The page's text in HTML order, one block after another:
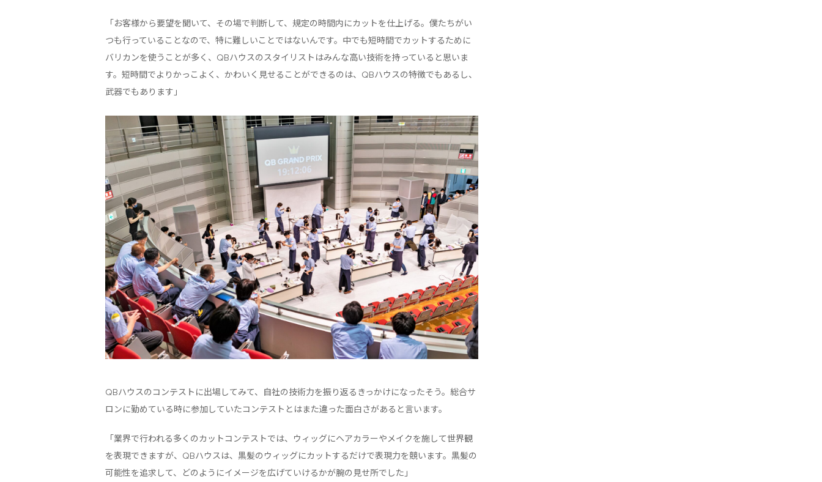
「お客様から要望を聞いて、その場で判断して、規定の時間内にカットを仕上げる。僕たちがい
つも行っていることなので、特に難しいことではないんです。中でも短時間でカットするために
バリカンを使うことが多く、QBハウスのスタイリストはみんな高い技術を持っていると思いま
す。短時間でよりかっこよく、かわいく見せることができるのは、QBハウスの特徴でもあるし、
武器でもあります」
QBハウスのコンテストに出場してみて、自社の技術力を振り返るきっかけになったそう。総合サ
ロンに勤めている時に参加していたコンテストとはまた違った面白さがあると言います。
「業界で行われる多くのカットコンテストでは、ウィッグにヘアカラーやメイクを施して世界観
を表現できますが、QBハウスは、黒髪のウィッグにカットするだけで表現力を競います。黒髪の
可能性を追求して、どのようにイメージを広げていけるかが腕の見せ所でした」